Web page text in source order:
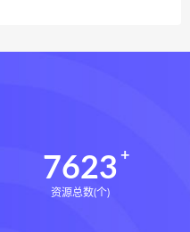
7623
资源总数(个)